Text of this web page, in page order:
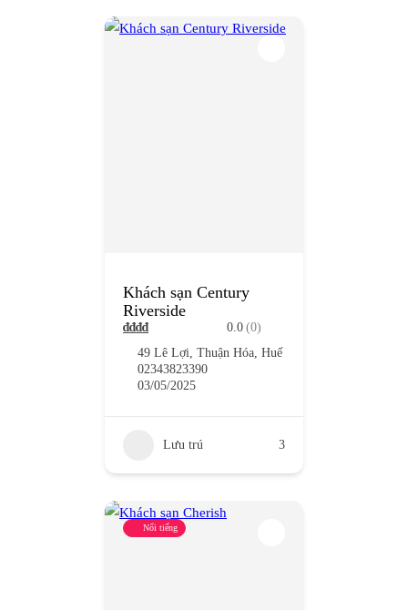
Khách sạn Century
Riverside
₫₫₫₫ 0.0 (0)
49 Lê Lợi, Thuận Hóa, Huế
02343823390
03/05/2025
Lưu trú 3
Nổi tiếng